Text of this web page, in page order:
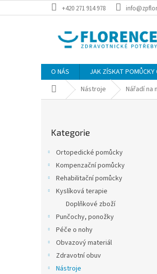
na
+420 271 914 978
O NÁS JAK ZÍSKAT POMŮCKY
Domů Nástroje Nářadí na
kategorie
Kategorie
Ortopedické pomůcky
Kompenzační pomůcky
Rehabilitační pomůcky
Kyslíková terapie
Doplňkové zboží
Punčochy, ponožky
Péče o nohy
Obvazový materiál
Zdravotní obuv
Nástroje